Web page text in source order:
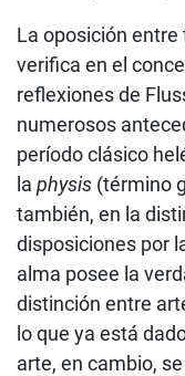
La oposición
verifica en el
reflexiones de
numerosos
período clásico
la physis (término
también, en la
disposiciones por
alma posee la
distinción entre
lo que ya está
arte, en cambio,